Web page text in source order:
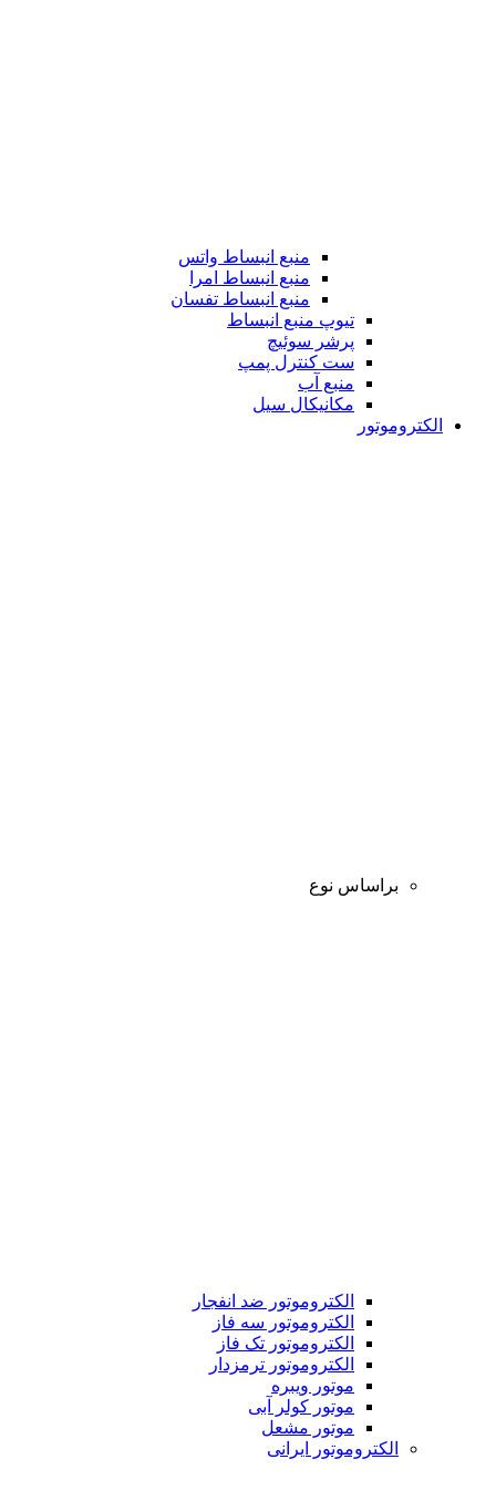
منبع انبساط واتس
منبع انبساط امرا
منبع انبساط تفسان
تیوپ منبع انبساط
پرشر سوئیچ
ست کنترل پمپ
منبع آب
مکانیکال سیل
الکتروموتور
براساس نوع
الکتروموتور ضد انفجار
الکتروموتور سه فاز
الکتروموتور تک فاز
الکتروموتور ترمزدار
موتور ویبره
موتور کولر آبی
موتور مشعل
الکتروموتور ایرانی